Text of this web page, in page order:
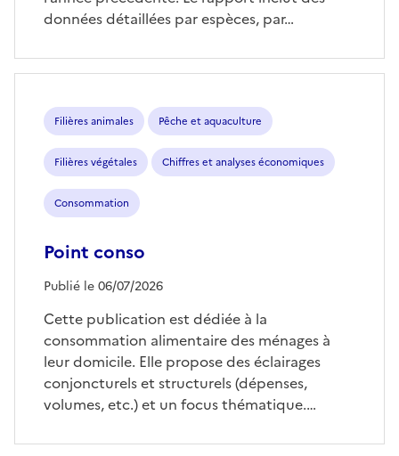
données détaillées par espèces, par…
Filières animales Pêche et aquaculture
Filières végétales Chiffres et analyses économiques
Consommation
Point conso
Publié le 06/07/2026
Cette publication est dédiée à la
consommation alimentaire des ménages à
leur domicile. Elle propose des éclairages
conjoncturels et structurels (dépenses,
volumes, etc.) et un focus thématique.…